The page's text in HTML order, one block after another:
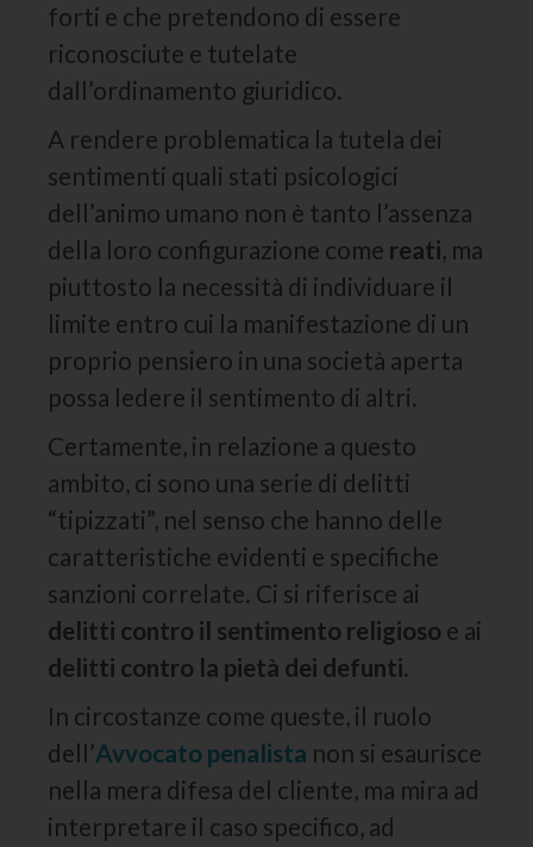
forti e che pretendono di essere
riconosciute e tutelate
dall’ordinamento giuridico.
A rendere problematica la tutela dei
sentimenti quali stati psicologici
dell’animo umano non è tanto l’assenza
della loro configurazione come reati, ma
piuttosto la necessità di individuare il
limite entro cui la manifestazione di un
proprio pensiero in una società aperta
possa ledere il sentimento di altri.
Certamente, in relazione a questo
ambito, ci sono una serie di delitti
“tipizzati”, nel senso che hanno delle
caratteristiche evidenti e specifiche
sanzioni correlate. Ci si riferisce ai
delitti contro il sentimento religioso e ai
delitti contro la pietà dei defunti.
In circostanze come queste, il ruolo
dell’Avvocato penalista non si esaurisce
nella mera difesa del cliente, ma mira ad
interpretare il caso specifico, ad